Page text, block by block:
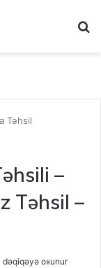
Təhsil
–
Təhsil –
oxunur